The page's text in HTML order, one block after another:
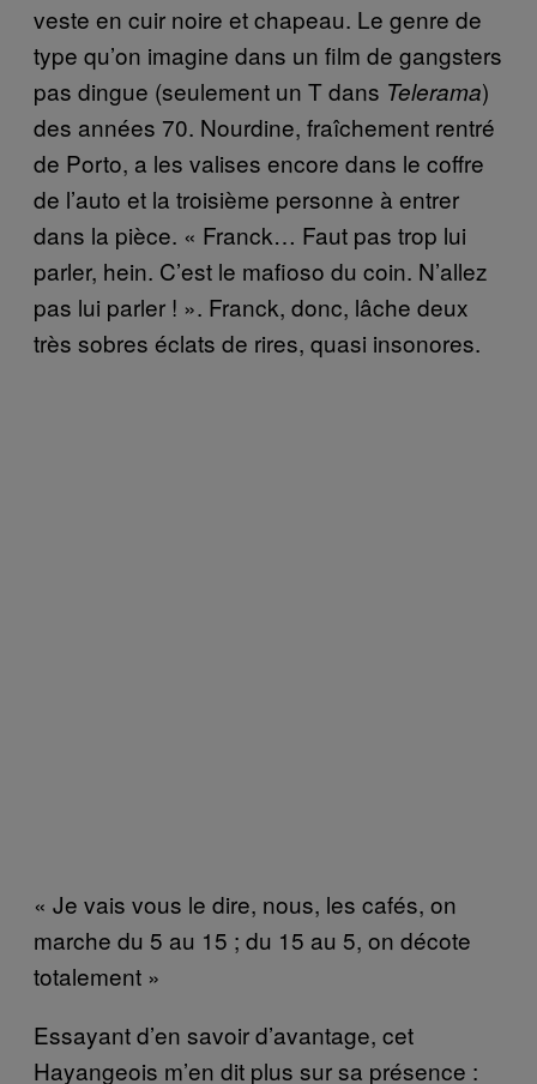
veste en cuir noire et chapeau. Le genre de
type qu’on imagine dans un film de gangsters
pas dingue (seulement un T dans Telerama)
des années 70. Nourdine, fraîchement rentré
de Porto, a les valises encore dans le coffre
de l’auto et la troisième personne à entrer
dans la pièce. « Franck… Faut pas trop lui
parler, hein. C’est le mafioso du coin. N’allez
pas lui parler ! ». Franck, donc, lâche deux
très sobres éclats de rires, quasi insonores.
« Je vais vous le dire, nous, les cafés, on
marche du 5 au 15 ; du 15 au 5, on décote
totalement »
Essayant d’en savoir d’avantage, cet
Hayangeois m’en dit plus sur sa présence :